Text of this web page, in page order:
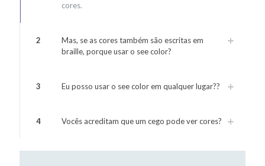
cores.
2
Mas, se as cores também são escritas em
braille, porque usar o see color?
3 Eu posso usar o see color em qualquer lugar??
4 Vocês acreditam que um cego pode ver cores?